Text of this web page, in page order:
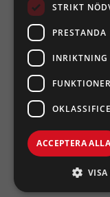
SIXTEN NILSSONS
POWERED BY
STRIKT
PRESTANDA
INRIKTNING
FUNKTIONER
ACCEPTERA ALLA
VISA